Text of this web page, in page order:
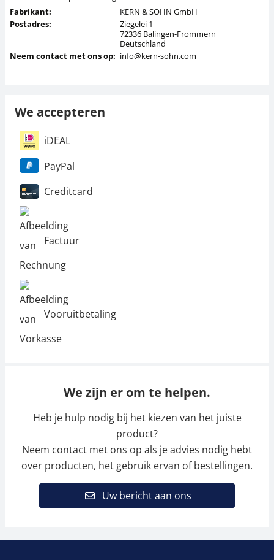
Fabrikant:
KERN & SOHN GmbH
Postadres:
Ziegelei 1
72336 Balingen-Frommern
Deutschland
Neem contact met ons op: info@kern-sohn.com
We accepteren
iDEAL
PayPal
Creditcard
Factuur
Vooruitbetaling
We zijn er om te helpen.
Heb je hulp nodig bij het kiezen van het juiste
product?
Neem contact met ons op als je advies nodig hebt
over producten, het gebruik ervan of bestellingen.
Uw bericht aan ons